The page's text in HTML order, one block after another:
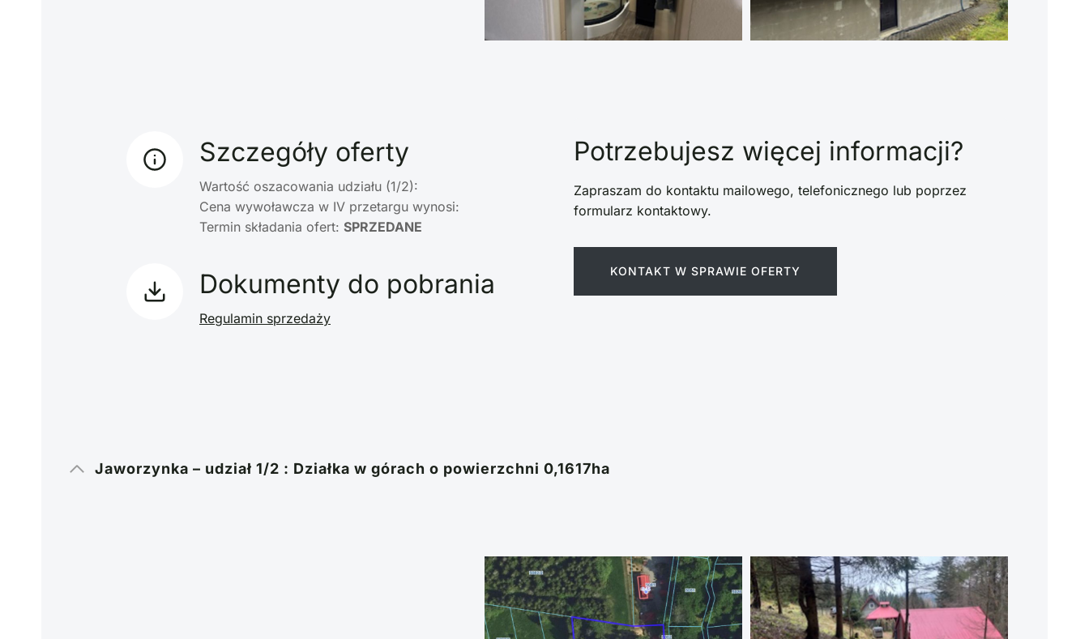
Szczegóły oferty
Wartość oszacowania udziału (1/2):
Cena wywoławcza w IV przetargu wynosi:
Termin składania ofert: SPRZEDANE
Dokumenty do pobrania
Regulamin sprzedaży
Potrzebujesz więcej informacji?
Zapraszam do kontaktu mailowego, telefonicznego lub poprzez
formularz kontaktowy.
KONTAKT W SPRAWIE OFERTY
Jaworzynka – udział 1/2 : Działka w górach o powierzchni 0,1617ha